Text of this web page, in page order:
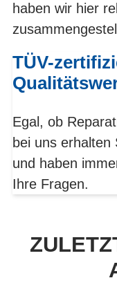
haben wir hier
TÜV-
Egal, ob
bei uns erhalten
und haben
Ihre Fragen.